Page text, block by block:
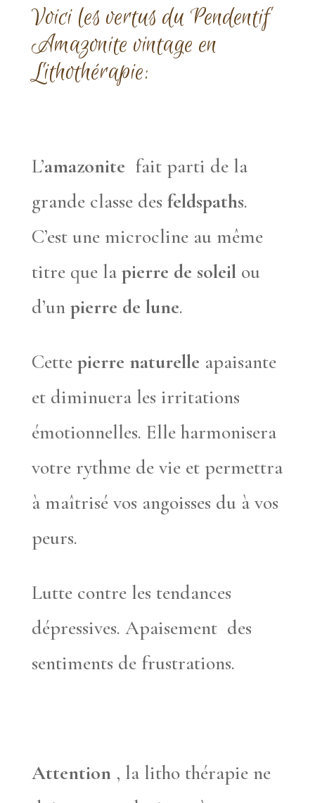
Voici les vertus du Pendentif
Amazonite vintage en
Lithothérapie:
L’amazonite fait parti de la
grande classe des feldspaths.
C’est une microcline au même
titre que la pierre de soleilou
d’un pierre de lune.
Cette pierre naturelle apaisante
et diminuera les irritations
émotionnelles. Elle harmonisera
votre rythme de vie et permettra
à maîtrisé vos angoisses du à vos
peurs.
Lutte contre les tendances
dépressives. Apaisement des
sentiments de frustrations.
Attention, la litho thérapie ne